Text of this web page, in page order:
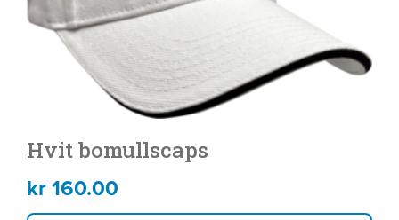
Hvit bomullscaps
kr160.00